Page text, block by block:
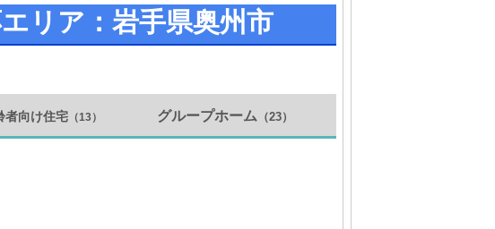
リア：岩手県奥州市
者向け住宅（13） グループホーム （23）